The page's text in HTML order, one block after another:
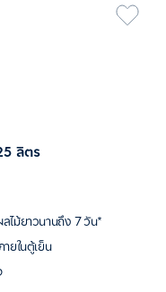
ลิตร
ไม้ยาวนานถึง 7 วัน*
ยในตู้เย็น